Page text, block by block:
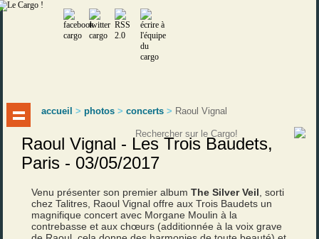
accueil >photos >concerts > Raoul Vignal
Raoul Vignal - Les Trois Baudets,
Paris - 03/05/2017
Venu présenter son premier albumThe Silver Veil , sorti
chez Talitres, Raoul Vignal offre aux Trois Baudets un
magnifique concert avec Morgane Moulin à la
contrebasse et aux chœurs (additionnée à la voix grave